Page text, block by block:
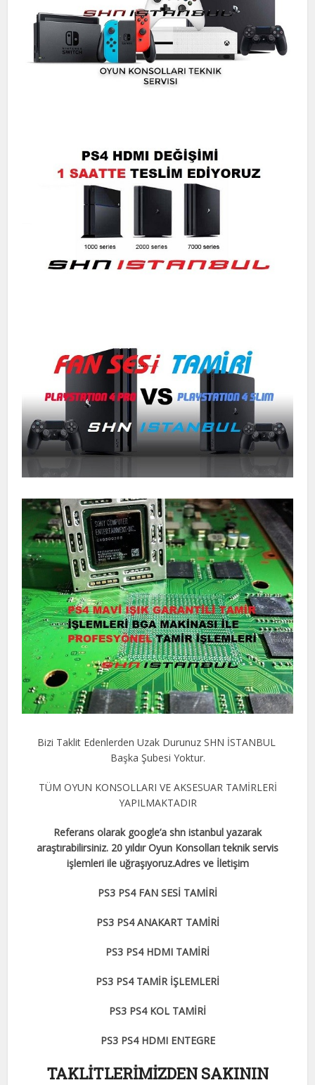
Bizi Taklit Edenlerden Uzak Durunuz SHN İSTANBUL
Başka Şubesi Yoktur.
TÜM OYUN KONSOLLARI VE AKSESUAR TAMİRLERİ
YAPILMAKTADIR
Referans olarak google’a shn istanbul yazarak
araştırabilirsiniz. 20 yıldır Oyun Konsolları teknik servis
işlemleri ile uğraşıyoruz.Adres ve İletişim
PS3 PS4 FAN SESİ TAMİRİ
PS3 PS4 ANAKART TAMİRİ
PS3 PS4 HDMI TAMİRİ
PS3 PS4 TAMİR İŞLEMLERİ
PS3 PS4 KOL TAMİRİ
PS3 PS4 HDMI ENTEGRE
TAKLİTLERİMİZDEN SAKININ